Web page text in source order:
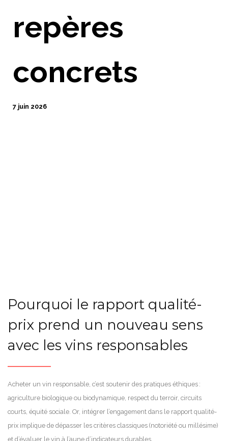
repères
concrets
7 juin 2026
Pourquoi le rapport qualité-
prix prend un nouveau sens
avec les vins responsables
Acheter un vin responsable, c’est soutenir des pratiques éthiques :
agriculture biologique ou biodynamique, respect du terroir, circuits
courts, équité sociale. Or, intégrer l’engagement dans le rapport qualité-
prix implique de dépasser les critères classiques (notoriété ou millésime)
et d’évaluer le vin à l’aune d’indicateurs durables.